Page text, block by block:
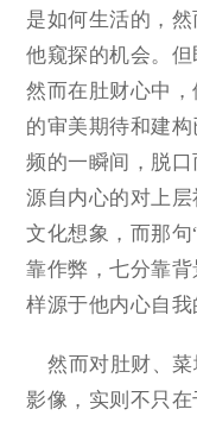
是如何生活的，
他窥探的机会。但
然而在肚财心中
的审美期待和建
频的一瞬间，脱
源自内心的对上
文化想象，而那
靠作弊，七分靠
样源于他内心自我
然而对肚财、菜
影像，实则不只